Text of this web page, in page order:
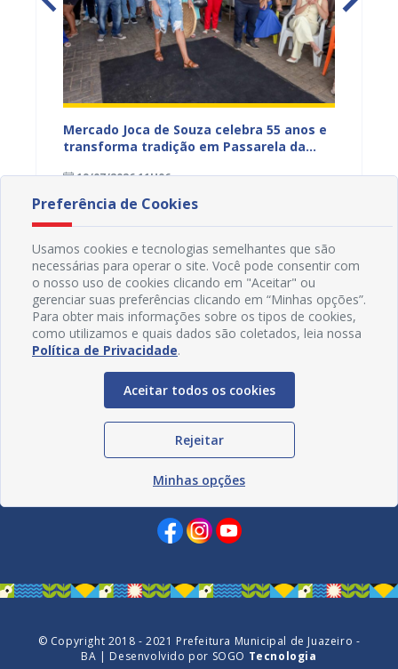
Mercado Joca de Souza celebra 55 anos e
transforma tradição em Passarela da
de Juazeiro
19/07/2026 11H06 17/
Redes Sociais
© Copyright 2018 - 2021 Prefeitura Municipal de Juazeiro -
BA | Desenvolvido por SOGO Tecnologia
Preferência de Cookies
Usamos cookies e tecnologias semelhantes que são
necessárias para operar o site. Você pode consentir com
o nosso uso de cookies clicando em "Aceitar" ou
gerenciar suas preferências clicando em “Minhas opções”.
Para obter mais informações sobre os tipos de cookies,
como utilizamos e quais dados são coletados, leia nossa
Política de Privacidade.
Aceitar todos os cookies
Rejeitar
Minhas opções